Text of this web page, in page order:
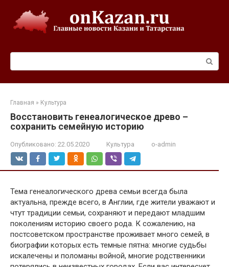
контенту
Главная » Культура
Восстановить генеалоги­ческое древо –
сохранить семейную историю
Опубликовано: 22.05.2020 Культура o-admin
Тема генеалогического древа семьи всегда была
актуальна, прежде всего, в Англии, где жители уважают и
чтут традиции семьи, сохраняют и передают младшим
поколениям историю своего рода. К сожалению, на
постсоветском пространстве проживает много семей, в
биографии которых есть темные пятна: многие судьбы
искалечены и поломаны войной, многие родственники